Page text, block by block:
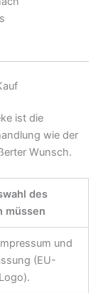
ist die
wie der
Wunsch.
des
müssen
und
(EU-